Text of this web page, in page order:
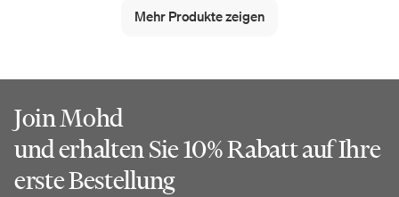
Mehr Produkte zeigen
Join Mohd
und erhalten Sie 10% Rabatt auf Ihre
erste Bestellung